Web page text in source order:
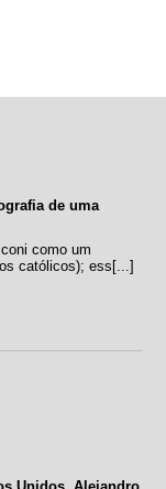
de uma
como um
católicos); ess[...]